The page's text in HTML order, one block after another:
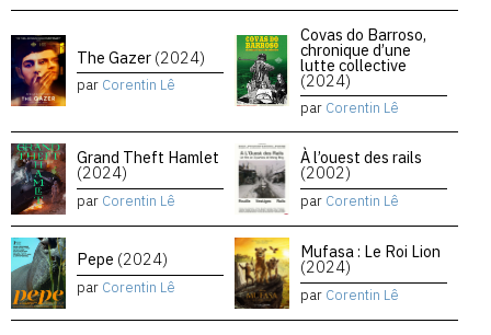
The Gazer (2024)
par Corentin Lê
Covas do Barroso,
chronique d’une
lutte collective
(2024)
par Corentin Lê
Grand Theft Hamlet
(2024)
par Corentin Lê
À l’ouest des rails
(2002)
par Corentin Lê
Pepe (2024)
par Corentin Lê
Mufasa : Le Roi Lion
(2024)
par Corentin Lê